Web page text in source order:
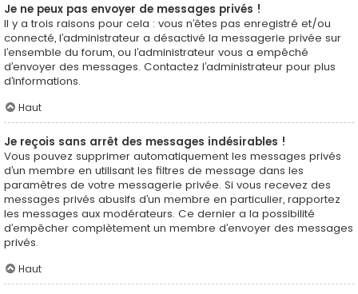
Je ne peux pas envoyer de messages privés !
Il y a trois raisons pour cela : vous n’êtes pas enregistré et/ou
connecté, l’administrateur a désactivé la messagerie privée sur
l’ensemble du forum, ou l’administrateur vous a empêché
d’envoyer des messages. Contactez l’administrateur pour plus
d’informations.
Haut
Je reçois sans arrêt des messages indésirables !
Vous pouvez supprimer automatiquement les messages privés
d’un membre en utilisant les filtres de message dans les
paramètres de votre messagerie privée. Si vous recevez des
messages privés abusifs d’un membre en particulier, rapportez
les messages aux modérateurs. Ce dernier a la possibilité
d’empêcher complètement un membre d’envoyer des messages
privés.
Haut